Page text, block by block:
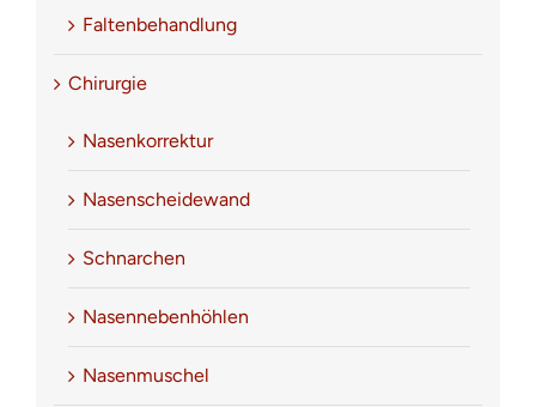
Faltenbehandlung
Chirurgie
Nasenkorrektur
Nasenscheidewand
Schnarchen
Nasennebenhöhlen
Nasenmuschel